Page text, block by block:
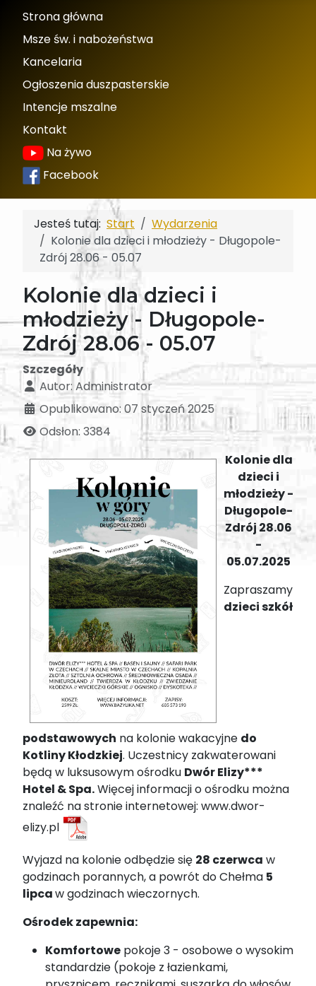
Strona główna
Msze św. i nabożeństwa
Kancelaria
Ogłoszenia duszpasterskie
Intencje mszalne
Kontakt
Na żywo
Facebook
Jesteś tutaj: Start
Wydarzenia
Kolonie dla dzieci i młodzieży - Długopole-
Zdrój 28.06 - 05.07
Kolonie dla dzieci i
młodzieży - Długopole-
Zdrój 28.06 - 05.07
Szczegóły
Autor: Administrator
Opublikowano: 07 styczeń 2025
Odsłon: 3384
Kolonie dla
dzieci i
młodzieży -
Długopole-
Zdrój 28.06
-
05.07.2025
Zapraszamy
dzieci szkół
podstawowych na kolonie wakacyjne do
Kotliny Kłodzkiej. Uczestnicy zakwaterowani
będą w luksusowym ośrodku Dwór Elizy***
Hotel & Spa.Więcej informacji o ośrodku można
znaleźć na stronie internetowej: www.dwor-
elizy.pl
Wyjazd na kolonie odbędzie się 28 czerwca w
godzinach porannych, a powrót do Chełma 5
lipcaw godzinach wieczornych.
Ośrodek zapewnia:
Komfortowe pokoje 3 - osobowe o wysokim
standardzie (pokoje z łazienkami,